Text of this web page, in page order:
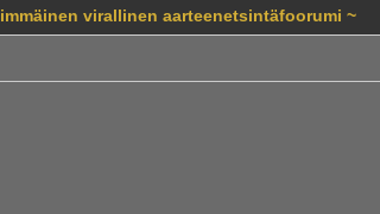
virallinen aarteenetsintäfoorumi ~